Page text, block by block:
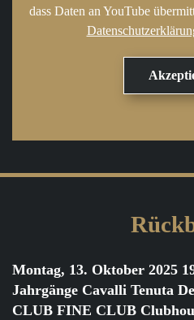
dass Daten an YouTube
Montag, 13. Oktober 2025
Jahrgänge Cavalli Tenuta
CLUB FINE CLUB